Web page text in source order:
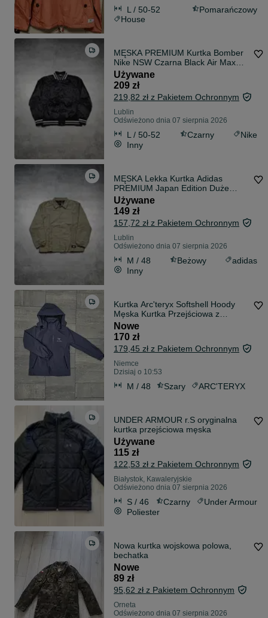
L / 50-52
Pomarańczowy
House
MĘSKA PREMIUM Kurtka Bomber
Nike NSW Czarna Black Air Max
Haft Logo PRO
Używane
209 zł
219,82 zł z Pakietem Ochronnym
Lublin
Odświeżono dnia 07 sierpnia 2026
L / 50-52 Czarny
Nike
Inny
MĘSKA Lekka Kurtka Adidas
PREMIUM Japan Edition Duże
Logo Beż Nowa Metki
Używane
149 zł
157,72 zł z Pakietem Ochronnym
Lublin
Odświeżono dnia 07 sierpnia 2026
M / 48 Beżowy
adidas
Inny
Kurtka Arc'teryx Softshell Hoody
Męska Kurtka Przejściowa z
Kapturem Grafitowa
Nowe
170 zł
179,45 zł z Pakietem Ochronnym
Niemce
Dzisiaj o 10:53
M / 48 Szary ARC'TERYX
UNDER ARMOUR r.S oryginalna
kurtka przejściowa męska
Używane
115 zł
122,53 zł z Pakietem Ochronnym
Białystok, Kawaleryjskie
Odświeżono dnia 07 sierpnia 2026
S / 46 Czarny
Under Armour
Poliester
Nowa kurtka wojskowa polowa,
bechatka
Nowe
89 zł
95,62 zł z Pakietem Ochronnym
Orneta
Odświeżono dnia 07 sierpnia 2026